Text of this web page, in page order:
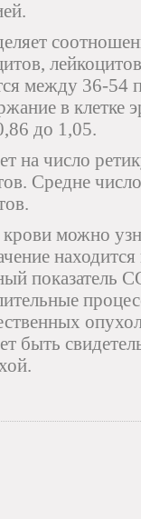
между 36-54
в клетке
до 1,05.
на число
Средне
можно
показатель
быть